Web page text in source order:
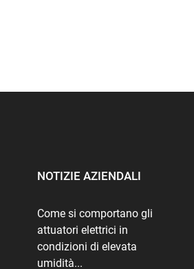
NOTIZIE AZIENDALI
Come si comportano gli
attuatori elettrici in
condizioni di elevata
umidità...